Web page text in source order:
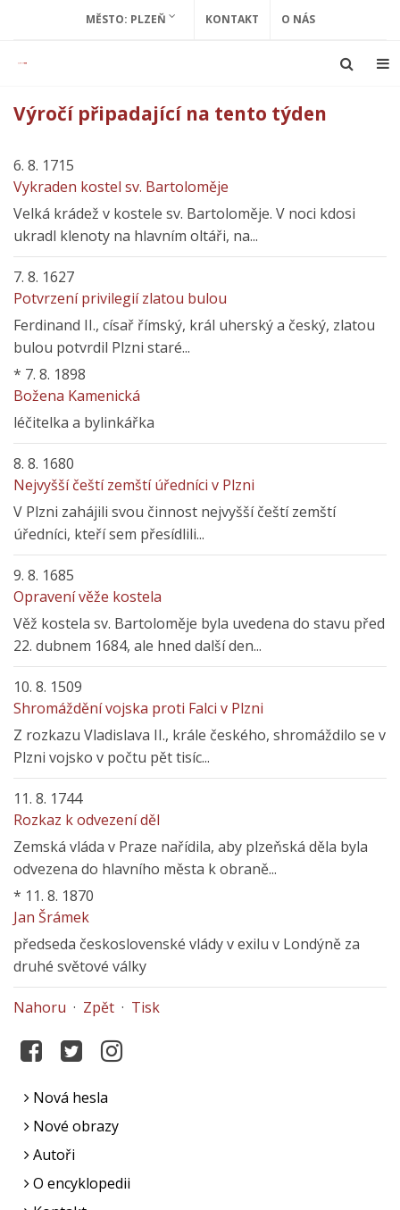
MĚSTO: PLZEŇ KONTAKT O NÁS
Výročí připadající na tento týden
6. 8. 1715
Vykraden kostel sv. Bartoloměje
Velká krádež v kostele sv. Bartoloměje. V noci kdosi
ukradl klenoty na hlavním oltáři, na...
7. 8. 1627
Potvrzení privilegií zlatou bulou
Ferdinand II., císař římský, král uherský a český, zlatou
bulou potvrdil Plzni staré...
* 7. 8. 1898
Božena Kamenická
léčitelka a bylinkářka
8. 8. 1680
Nejvyšší čeští zemští úředníci v Plzni
V Plzni zahájili svou činnost nejvyšší čeští zemští
úředníci, kteří sem přesídlili...
9. 8. 1685
Opravení věže kostela
Věž kostela sv. Bartoloměje byla uvedena do stavu před
22. dubnem 1684, ale hned další den...
10. 8. 1509
Shromáždění vojska proti Falci v Plzni
Z rozkazu Vladislava II., krále českého, shromáždilo se v
Plzni vojsko v počtu pět tisíc...
11. 8. 1744
Rozkaz k odvezení děl
Zemská vláda v Praze nařídila, aby plzeňská děla byla
odvezena do hlavního města k obraně...
* 11. 8. 1870
Jan Šrámek
předseda československé vlády v exilu v Londýně za
druhé světové války
Nahoru · Zpět · Tisk
Nová hesla
Nové obrazy
Autoři
O encyklopedii